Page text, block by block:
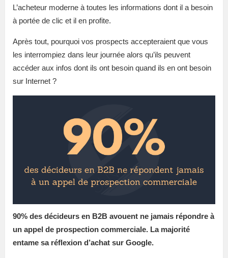
L’acheteur moderne à toutes les informations dont il a besoin
à portée de clic et il en profite.
Après tout, pourquoi vos prospects accepteraient que vous
les interrompiez dans leur journée alors qu’ils peuvent
accéder aux infos dont ils ont besoin quand ils en ont besoin
sur Internet ?
90% des décideurs en B2B avouent ne jamais répondre à
un appel de prospection commerciale. La majorité
entame sa réflexion d’achat sur Google.